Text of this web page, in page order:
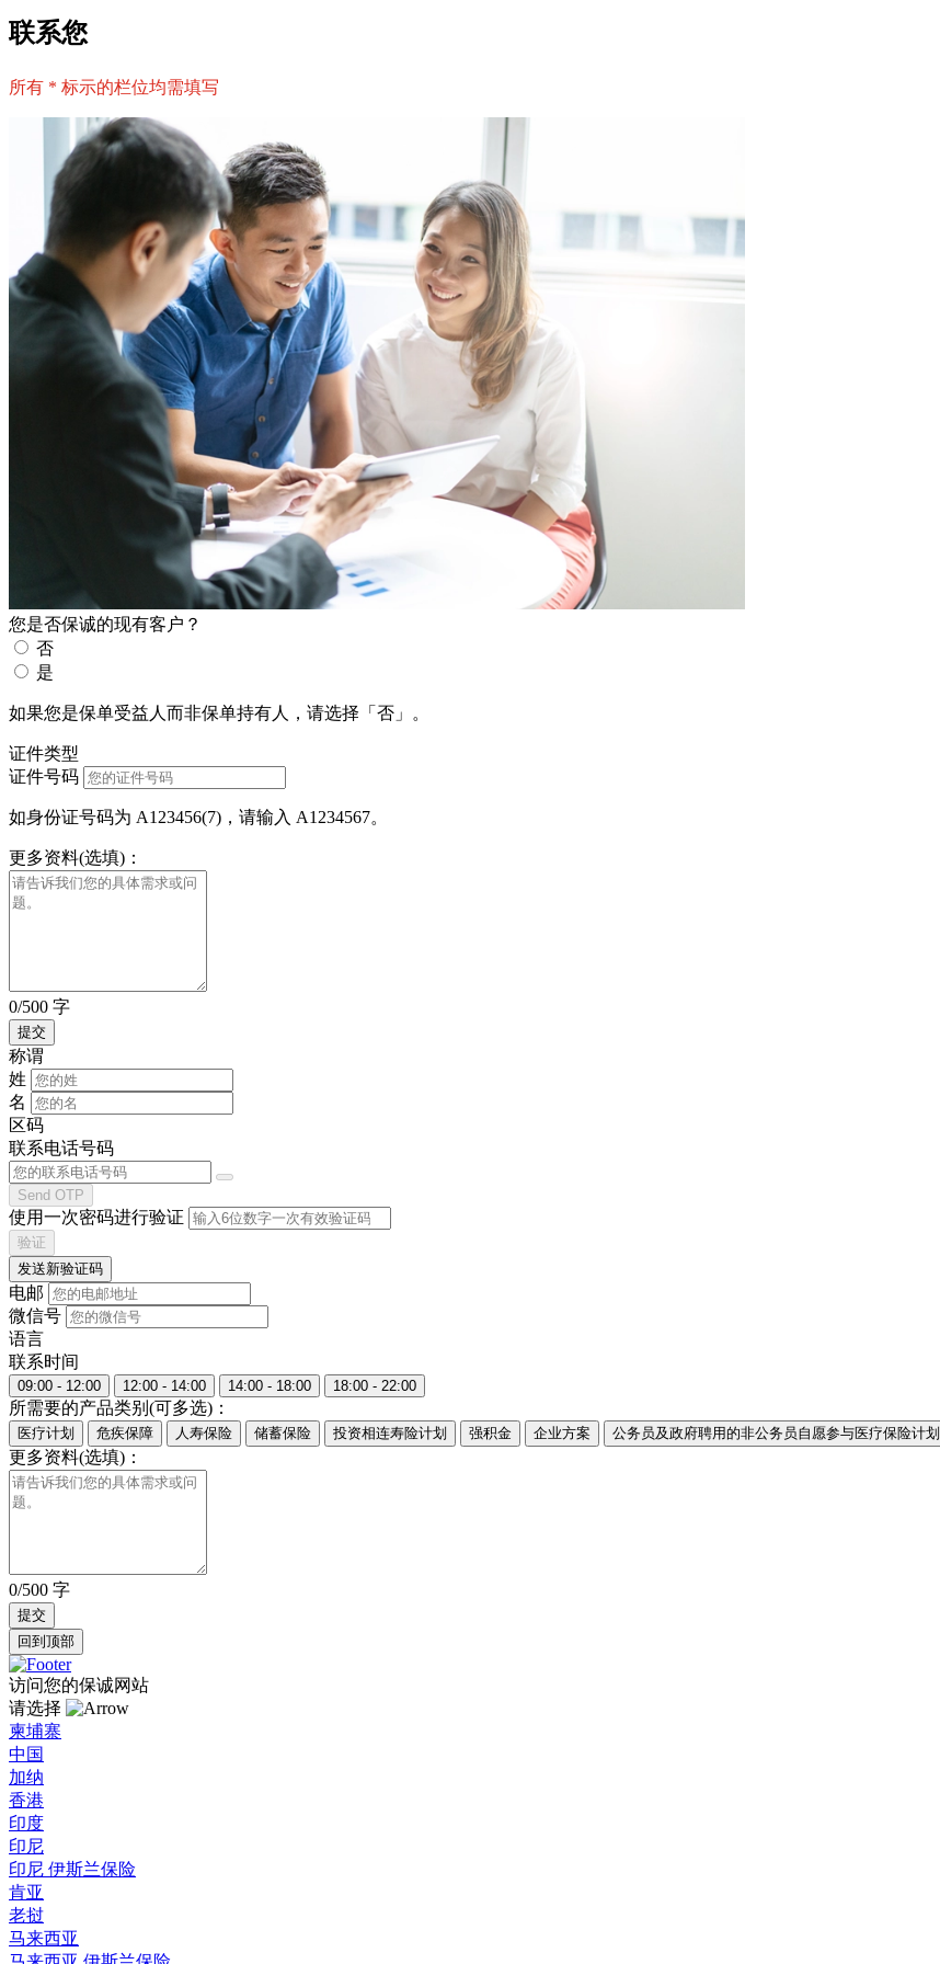
联系您
所有 * 标示的栏位均需填写
您是否保诚的现有客户？
否
是
如果您是保单受益人而非保单持有人，请选择「否」。
证件类型
证件号码
如身份证号码为 A123456(7)，请输入 A1234567。
更多资料(选填)：
0/500 字
称谓
姓
名
区码
联系电话号码
Send OTP
使用一次密码进行验证
验证
发送新验证码
电邮
微信号
语言
联系时间
09:00 - 12:00 12:00 - 14:00 14:00 - 18:00 18:00 - 22:00
所需要的产品类别(可多选)：
医疗计划 危疾保障 人寿保险 储蓄保险 投资相连寿险计划 强积金 企业方案 公务员及政府聘用的非公务员自愿参与医疗保险计划
更多资料(选填)：
0/500 字
回到顶部
访问您的保诚网站
请选择
柬埔寨
中国
加纳
香港
印度
印尼
印尼 伊斯兰保险
肯亚
老挝
马来西亚